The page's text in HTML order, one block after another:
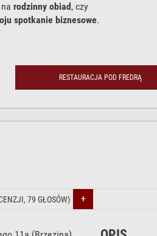
rodzinny obiad, czy
spotkanie biznesowe.
RESTAURACJA POD FREDRĄ
79 GŁOSÓW) +